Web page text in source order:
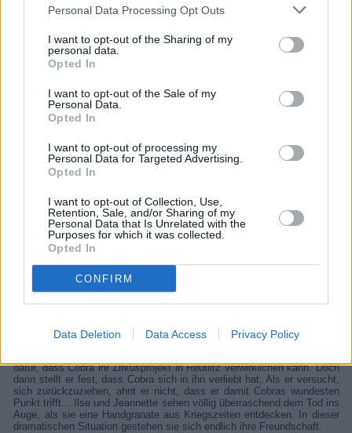
Personal Data Processing Opt Outs
I want to opt-out of the Sharing of my
personal data.
Opted In
I want to opt-out of the Sale of my
Personal Data.
Opted In
I want to opt-out of processing my
Personal Data for Targeted Advertising.
Opted In
I want to opt-out of Collection, Use,
Retention, Sale, and/or Sharing of my
Personal Data that Is Unrelated with the
Purposes for which it was collected.
Opted In
CONFIRM
Data Deletion Data Access Privacy Policy
Hinter Gittern - Der Frauenknast
Blutrache (Deutschland ,2005 )
Folge 348 Staffel: 14
Übersicht
Melanies Hass ist unermesslich, denn Mikes Mörderin sitzt in Reutlitz
ein. Ihr Plan steht fest: Annabelle muss sterben. David engagiert sich
dafür, dass Cobra ihr Zirkusprojekt in Reutlitz verwirklichen kann. Doch
dann stellt er fest, dass sie sich in ihn verliebt hat. Als er versucht,
Handgranate entdecken.
Melanies Hass ist unermesslich, denn Mikes Mörderin sitzt in Reutlitz
dafür, dass Cobra ihr Zirkusprojekt in Reutlitz verwirklichen kann. Doch
dann stellt er fest, dass Cobra sich in ihn verliebt hat. Als er versucht,
sich zurückzuziehen, ahnt er nicht, dass er damit Cobras wundesten
Punkt trifft... Ilse und Jeannette sehen völlig überraschend dem Tod ins
Auge, als sie eine Handgranate aus Kriegszeiten entdecken. In dieser
dramatischen Situation gestehen sie sich endlich ihre Freundschaft.